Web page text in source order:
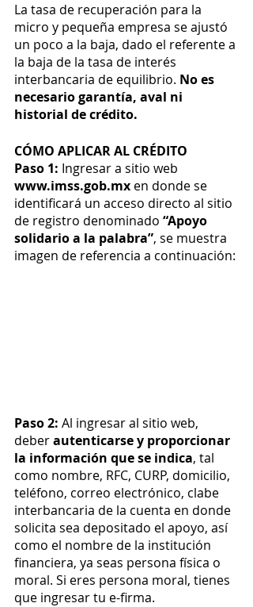
La tasa de recuperación para la
micro y pequeña empresa se ajustó
un poco a la baja, dado el referente a
la baja de la tasa de interés
interbancaria de equilibrio. No es
necesario garantía, aval ni
historial de crédito.
CÓMO APLICAR AL CRÉDITO
Paso 1: Ingresar a sitio web
www.imss.gob.mx en donde se
identificará un acceso directo al sitio
de registro denominado “Apoyo
solidario a la palabra”, se muestra
imagen de referencia a continuación:
Paso 2: Al ingresar al sitio web,
deber autenticarse y proporcionar
la información que se indica, tal
como nombre, RFC, CURP, domicilio,
teléfono, correo electrónico, clabe
interbancaria de la cuenta en donde
solicita sea depositado el apoyo, así
como el nombre de la institución
financiera, ya seas persona física o
moral. Si eres persona moral, tienes
que ingresar tu e-firma.